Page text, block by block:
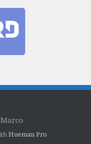
Hueman Pro